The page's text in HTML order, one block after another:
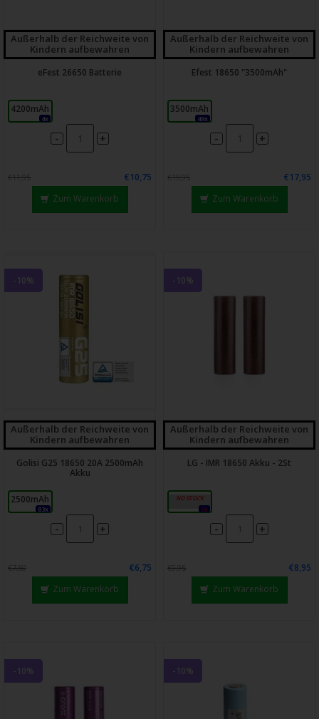
Außerhalb der Reichweite von
Kindern aufbewahren
eFest 26650 Batterie
4200mAh
4x
- +
€11,95
€10,75
Zum Warenkorb
Außerhalb der Reichweite von
Kindern aufbewahren
Efest 18650 "3500mAh"
3500mAh
49x
- +
€19,95
€17,95
Zum Warenkorb
-10%
Außerhalb der Reichweite von
Kindern aufbewahren
Golisi G25 18650 20A 2500mAh
Akku
2500mAh
83x
- +
€7,50
€6,75
Zum Warenkorb
-10%
Außerhalb der Reichweite von
Kindern aufbewahren
LG - IMR 18650 Akku - 2St
3000mAh
0x
- +
€9,95
€8,95
Zum Warenkorb
-10% -10%